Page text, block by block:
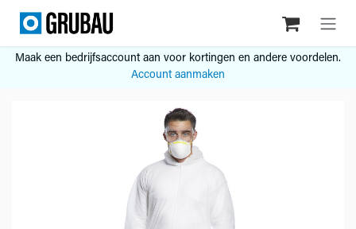
Overslaan naar inhoud
Maak een bedrijfsaccount aan voor kortingen en andere voordelen.
Account aanmaken